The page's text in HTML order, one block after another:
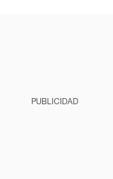
PUBLICIDAD